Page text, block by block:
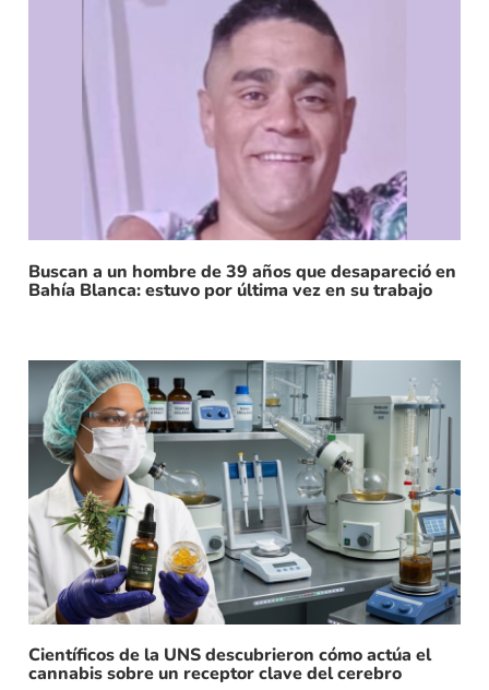
Buscan a un hombre de 39 años que desapareció en
Bahía Blanca: estuvo por última vez en su trabajo
Científicos de la UNS descubrieron cómo actúa el
cannabis sobre un receptor clave del cerebro